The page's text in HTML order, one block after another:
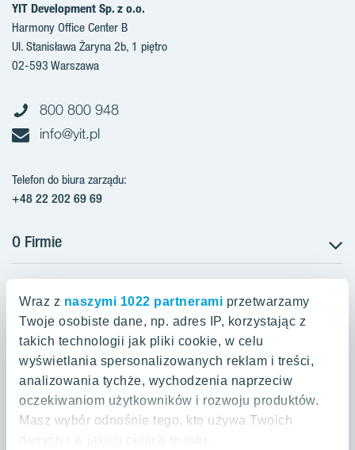
Wraz z naszymi 1022 partnerami przetwarzamy
Twoje osobiste dane, np. adres IP, korzystając z
takich technologii jak pliki cookie, w celu
wyświetlania spersonalizowanych reklam i treści,
analizowania tychże, wychodzenia naprzeciw
oczekiwaniom użytkowników i rozwoju produktów.
Masz wybór odnośnie tego, kto używa Twoich
YIT Development Sp. z o.o.
Harmony Office Center B
Ul. Stanisława Żaryna 2b, 1 piętro
02-593 Warszawa
800 800 948
info@yit.pl
Telefon do biura zarządu:
+48 22 202 69 69
O Firmie
Projekty w przygotowaniu
Projekty zrealizowane
Aktualności
Zakup gruntów
Kariera
Projekty w Polsce
Aroma Park Lofty Warszawa
Talarowa Park Warszawa
Talarowa Park II
Spokojny Mokotów Warszawa
Spokojny Mokotów II
Oferty mieszkaniowe Warszawa
Mieszkania 2-pokojowe Warszawa
Mieszkania 3-pokojowe Warszawa
Mieszkania 4-pokojowe Warszawa
Oferty mieszkaniowe Kraków
Mieszkania 2-pokojowe Kraków
Oferty mieszkaniowe Gdańsk